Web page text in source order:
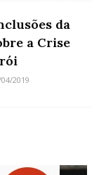
da
a Crise
04/2019